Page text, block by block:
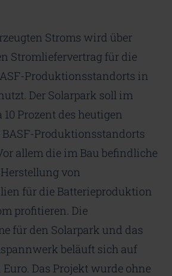
Stroms wird über
Stromliefervertrag für die
Produktionsstandorts in
Der Solarpark soll im
Prozent des heutigen
BASF-Produktionsstandorts
allem die im Bau befindliche
von
für die Batterieproduktion
profitieren. Die
für den Solarpark und das
beläuft sich auf
Das Projekt wurde ohne